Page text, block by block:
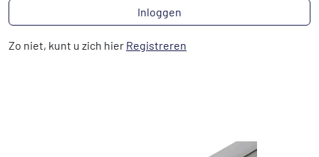
Inloggen
Zo niet, kunt u zich hier Registreren